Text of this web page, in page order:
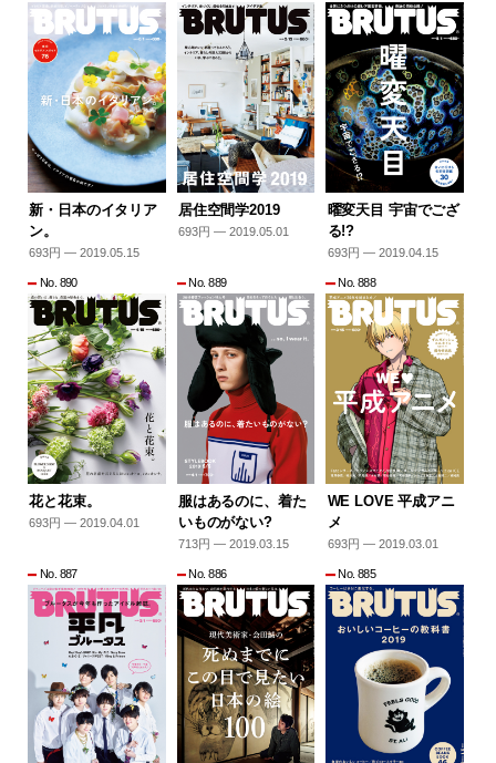
新・日本のイタリア
ン。
693円 — 2019.05.15
居住空間学2019
693円 — 2019.05.01
曜変天目 宇宙でござ
る!?
693円 — 2019.04.15
No. 890
花と花束。
693円 — 2019.04.01
No. 889
服はあるのに、着た
いものがない?
713円 — 2019.03.15
No. 888
WE LOVE 平成アニ
メ
693円 — 2019.03.01
No. 887 No. 886 No. 885